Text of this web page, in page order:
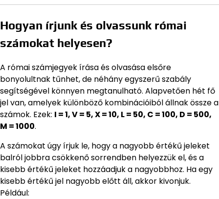
Hogyan írjunk és olvassunk római
számokat helyesen?
A római számjegyek írása és olvasása elsőre
bonyolultnak tűnhet, de néhány egyszerű szabály
segítségével könnyen megtanulható. Alapvetően hét fő
jel van, amelyek különböző kombinációiból állnak össze a
számok. Ezek: I = 1, V = 5, X = 10, L = 50, C = 100, D = 500,
M = 1000.
A számokat úgy írjuk le, hogy a nagyobb értékű jeleket
balról jobbra csökkenő sorrendben helyezzük el, és a
kisebb értékű jeleket hozzáadjuk a nagyobbhoz. Ha egy
kisebb értékű jel nagyobb előtt áll, akkor kivonjuk.
Például: